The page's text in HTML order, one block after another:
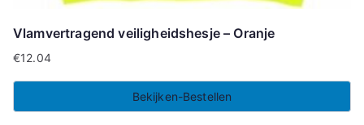
Vlamvertragend veiligheidshesje – Oranje
€12.04
Bekijken-Bestellen